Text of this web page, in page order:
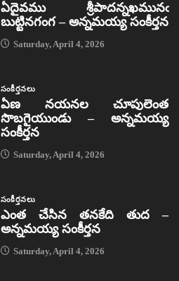
ఏదైవము శ్రీపాదన్నఖమునఁ
బుట్టినగంగ – అన్నమయ్య సంకీర్తన
Saturday, April 4, 2026
సంకీర్తనలు
ఏణ నయనల చూపులెంత
సొబగైయుండు – అన్నమయ్య
సంకీర్తన
Saturday, April 4, 2026
సంకీర్తనలు
ఎంత చేసిన తనకేది తుద –
అన్నమయ్య సంకీర్తన
Saturday, April 4, 2026